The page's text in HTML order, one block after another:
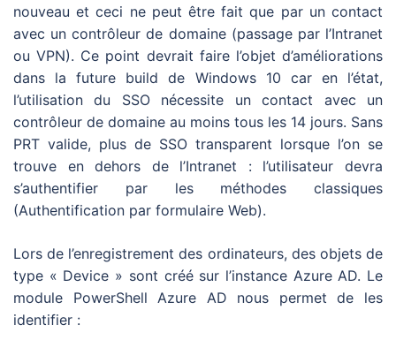
nouveau et ceci ne peut être fait que par un contact
avec un contrôleur de domaine (passage par l’Intranet
ou VPN). Ce point devrait faire l’objet d’améliorations
dans la future build de Windows 10 car en l’état,
l’utilisation du SSO nécessite un contact avec un
contrôleur de domaine au moins tous les 14 jours. Sans
PRT valide, plus de SSO transparent lorsque l’on se
trouve en dehors de l’Intranet : l’utilisateur devra
s’authentifier par les méthodes classiques
(Authentification par formulaire Web).
Lors de l’enregistrement des ordinateurs, des objets de
type « Device » sont créé sur l’instance Azure AD. Le
module PowerShell Azure AD nous permet de les
identifier :